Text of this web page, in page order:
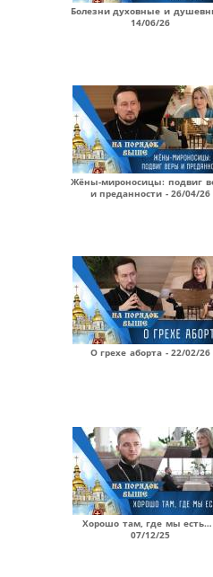
Болезни духовные и
14/06/26
Жёны-мироносицы: подвиг
и преданности - 26/04/26
О грехе аборта - 22/02/26
Хорошо там, где мы
07/12/25